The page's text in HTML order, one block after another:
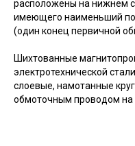
расположены на нижнем
имеющего наименьший
(один конец первичной
Шихтованные
электротехнической
слоевые, намотанные
обмоточным проводом на